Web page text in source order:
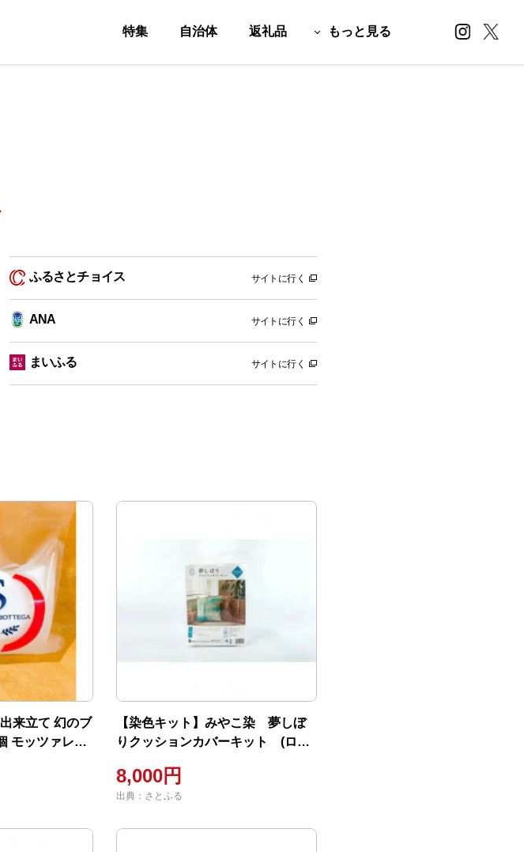
特集 自治体 返礼品 もっと見る
ふるさとチョイス サイトに行く
ANA サイトに行く
まいふる サイトに行く
来立て 幻のブ
モッツァレラ
【染色キット】みやこ染 夢しぼ
りクッションカバーキット (ロコ
8,000円
出典：さとふる